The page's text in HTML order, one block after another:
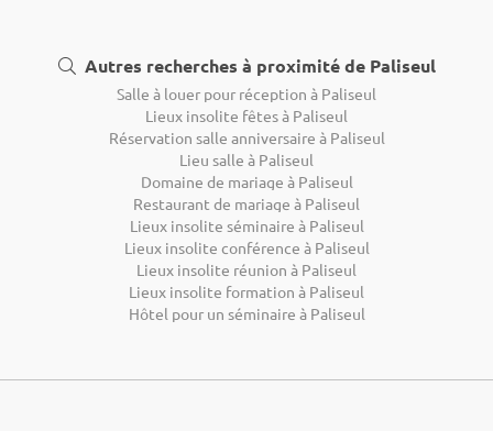
Autres recherches à proximité de Paliseul
Salle à louer pour réception à Paliseul
Lieux insolite fêtes à Paliseul
Réservation salle anniversaire à Paliseul
Lieu salle à Paliseul
Domaine de mariage à Paliseul
Restaurant de mariage à Paliseul
Lieux insolite séminaire à Paliseul
Lieux insolite conférence à Paliseul
Lieux insolite réunion à Paliseul
Lieux insolite formation à Paliseul
Hôtel pour un séminaire à Paliseul